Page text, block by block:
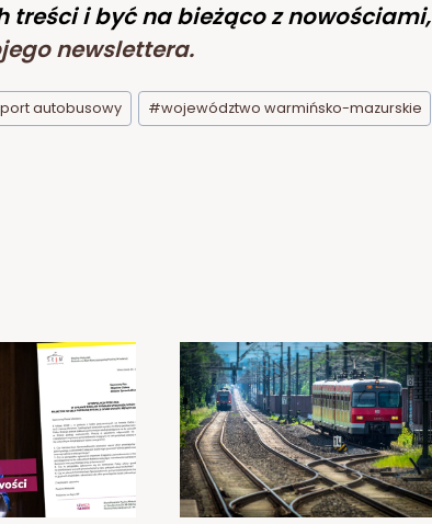
i być na bieżąco z nowościami,
newslettera.
autobusowy #województwo warmińsko-mazurskie